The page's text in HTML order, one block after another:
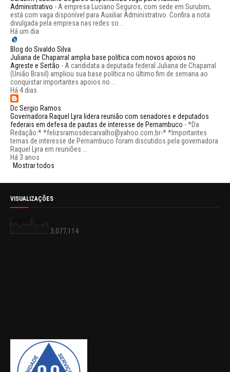
Administrativo - A empresa Luciano Seguros, com sede em Surubim,
está com vaga disponível para Auxiliar Administrativo. Confira a nota
divulgada pela empresa nas redes so...
Há um dia
Blog do Sivaldo Silva
Juliana de Chaparral amplia base política com novos apoios no
Agreste e Sertão - A candidata a deputada federal Juliana de Chaparral
(União Brasil) ampliou sua base política no último fim de semana ao
conquistar importantes apoios no ...
Há 4 dias
Dc Sergio Ramos
Governadora Raquel Lyra lidera reunião com senadores e deputados
federais em defesa de pautas de interesse de Pernambuco -*Da
Redação:* *felizsramosdecarvalho@yahoo.com.br-* *Importantes
temas de interesse de Pernambuco foram discutidos pela governadora
Raquel Lyra em reuniões ...
Há 3 anos
Mostrar todos
VISUALIZAÇÕES
3,077,114